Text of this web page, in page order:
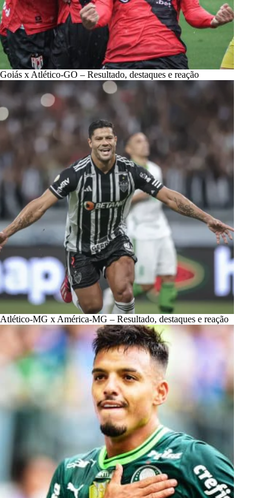
Goiás x Atlético-GO – Resultado, destaques e reação
Atlético-MG x América-MG – Resultado, destaques e reação